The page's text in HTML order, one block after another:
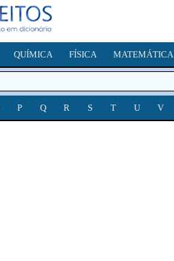
QUÍMICA FÍSICA MATEMÁTICA
P Q R S T U V